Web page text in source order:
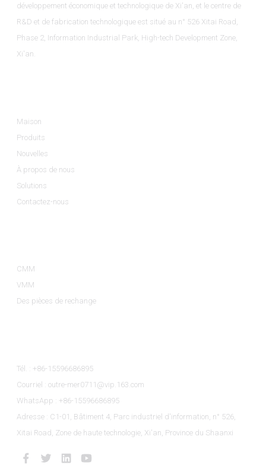
développement économique et technologique de Xi'an, et le centre de
R&D et de fabrication technologique est situé au n° 526 Xitai Road,
Phase 2, Information Industrial Park, High-tech Development Zone,
Xi'an.
Maison
Produits
Nouvelles
À propos de nous
Solutions
Contactez-nous
CMM
VMM
Des pièces de rechange
Tél. : +86-15596686895
Courriel : outre-mer0711@vip.163.com
WhatsApp : +86-15596686895
Adresse : C1-01, Bâtiment 4, Parc industriel d'information, n° 526,
Xitai Road, Zone de haute technologie, Xi'an, Province du Shaanxi